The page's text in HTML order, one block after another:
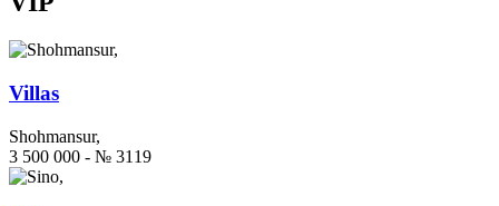
Villas
Shohmansur,
3 500 000 - № 3119